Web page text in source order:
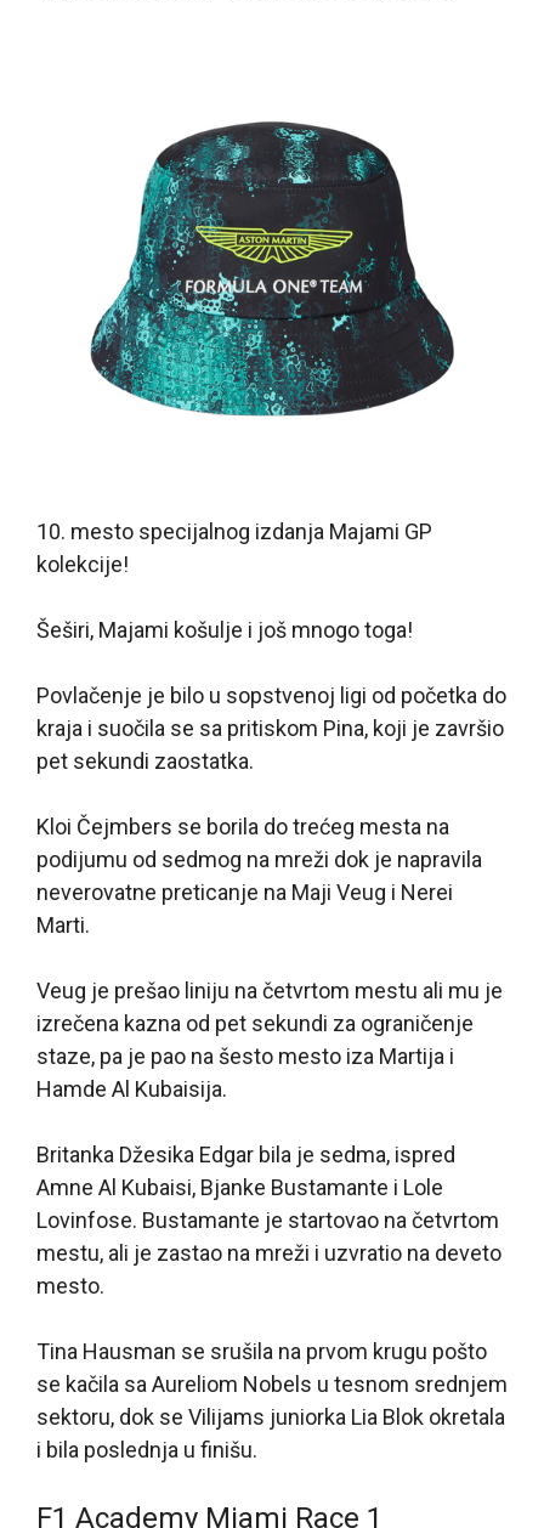
10. mesto specijalnog izdanja Majami GP
kolekcije!
Šeširi, Majami košulje i još mnogo toga!
Povlačenje je bilo u sopstvenoj ligi od početka do
kraja i suočila se sa pritiskom Pina, koji je završio
pet sekundi zaostatka.
Kloi Čejmbers se borila do trećeg mesta na
podijumu od sedmog na mreži dok je napravila
neverovatne preticanje na Maji Veug i Nerei
Marti.
Veug je prešao liniju na četvrtom mestu ali mu je
izrečena kazna od pet sekundi za ograničenje
staze, pa je pao na šesto mesto iza Martija i
Hamde Al Kubaisija.
Britanka Džesika Edgar bila je sedma, ispred
Amne Al Kubaisi, Bjanke Bustamante i Lole
Lovinfose. Bustamante je startovao na četvrtom
mestu, ali je zastao na mreži i uzvratio na deveto
mesto.
Tina Hausman se srušila na prvom krugu pošto
se kačila sa Aureliom Nobels u tesnom srednjem
sektoru, dok se Vilijams juniorka Lia Blok okretala
i bila poslednja u finišu.
F1 Academy Miami Race 1